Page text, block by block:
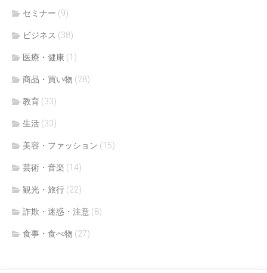
セミナー (9)
ビジネス (38)
医療・健康 (1)
商品・買い物 (28)
教育 (33)
生活 (33)
美容・ファッション (15)
芸術・音楽 (14)
観光・旅行 (22)
詐欺・迷惑・注意 (8)
食事・食べ物 (27)